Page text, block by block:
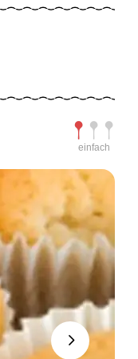
Schwierigkeit
einfach
Next